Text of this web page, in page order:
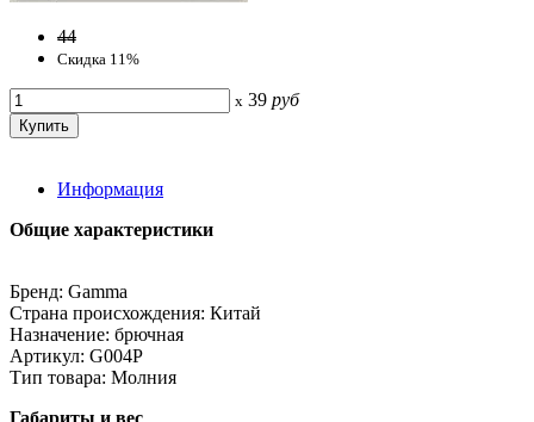
44
Скидка 11%
x 39 руб
Информация
Общие характеристики
Бренд: Gamma
Страна происхождения: Китай
Назначение: брючная
Артикул: G004P
Тип товара: Молния
Габариты и вес